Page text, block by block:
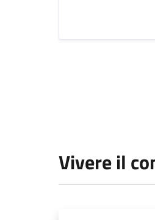
Vivere il